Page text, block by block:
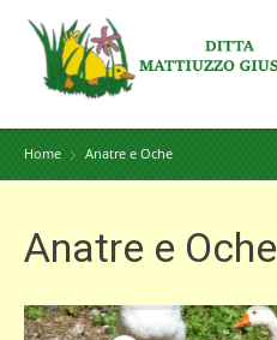
Home Anatre e Oche
Anatre e Oche